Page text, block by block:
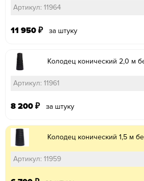
Артикул: 11964
11 950 ₽ за штуку
Колодец конический 2,0 м
Артикул: 11961
8 200 ₽ за штуку
Колодец конический 1,5 м
Артикул: 11959